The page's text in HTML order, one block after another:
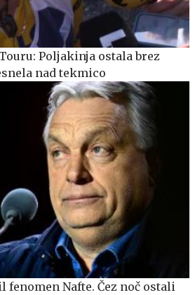
Poljakinja ostala brez
nad tekmico
Nafte. Čez noč ostali